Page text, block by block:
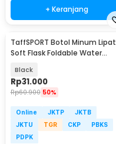
+ Keranjang
TaffSPORT Botol Minum Lipat
Soft Flask Foldable Water
Black
Rp31.000
Rp60.900 50%
Online JKTP
JKTB
JKTU
TGR CKP
PBKS
PDPK